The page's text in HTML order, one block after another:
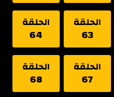
الحلقة
63
الحلقة
64
الحلقة
67
الحلقة
68